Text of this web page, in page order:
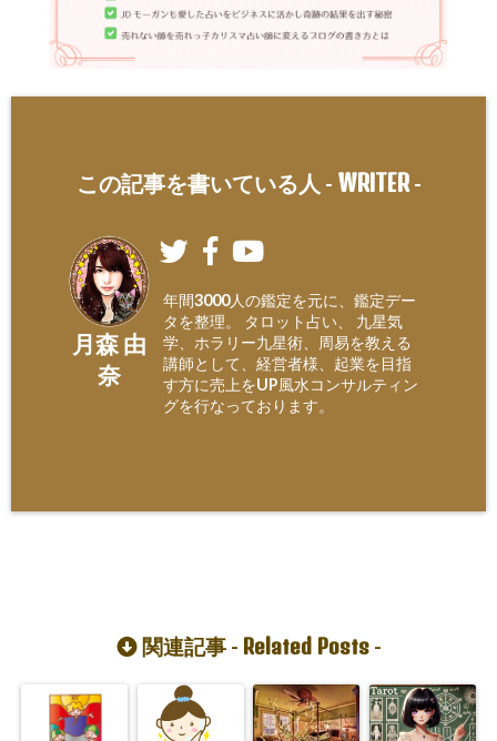
この記事を書いている人 - WRITER-
月森 由
奈
年間3000人の鑑定を元に、鑑定デー
タを整理。 タロット占い、 九星気
学、ホラリー九星術、周易を教える
講師として、経営者様、起業を目指
す方に売上をUP風水コンサルティン
グを行なっております。
関連記事 - Related Posts-